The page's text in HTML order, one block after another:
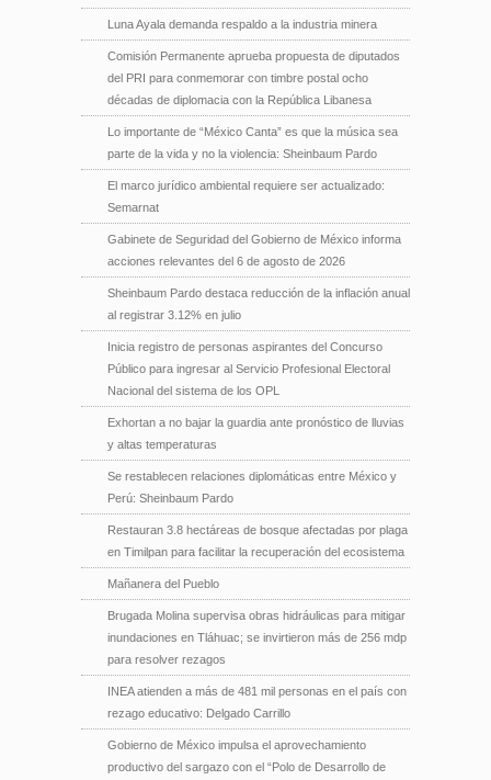
Luna Ayala demanda respaldo a la industria minera
Comisión Permanente aprueba propuesta de diputados
del PRI para conmemorar con timbre postal ocho
décadas de diplomacia con la República Libanesa
Lo importante de “México Canta” es que la música sea
parte de la vida y no la violencia: Sheinbaum Pardo
El marco jurídico ambiental requiere ser actualizado:
Semarnat
Gabinete de Seguridad del Gobierno de México informa
acciones relevantes del 6 de agosto de 2026
Sheinbaum Pardo destaca reducción de la inflación anual
al registrar 3.12% en julio
Inicia registro de personas aspirantes del Concurso
Público para ingresar al Servicio Profesional Electoral
Nacional del sistema de los OPL
Exhortan a no bajar la guardia ante pronóstico de lluvias
y altas temperaturas
Se restablecen relaciones diplomáticas entre México y
Perú: Sheinbaum Pardo
Restauran 3.8 hectáreas de bosque afectadas por plaga
en Timilpan para facilitar la recuperación del ecosistema
Mañanera del Pueblo
Brugada Molina supervisa obras hidráulicas para mitigar
inundaciones en Tláhuac; se invirtieron más de 256 mdp
para resolver rezagos
INEA atienden a más de 481 mil personas en el país con
rezago educativo: Delgado Carrillo
Gobierno de México impulsa el aprovechamiento
productivo del sargazo con el “Polo de Desarrollo de